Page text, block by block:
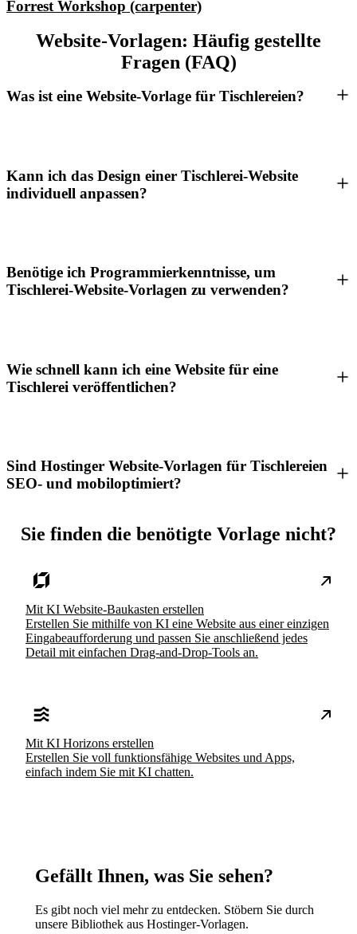
Forrest Workshop (carpenter)
Website-Vorlagen: Häufig gestellte
Fragen (FAQ)
Was ist eine Website-Vorlage für Tischlereien?
Kann ich das Design einer Tischlerei-Website
individuell anpassen?
Benötige ich Programmierkenntnisse, um
Tischlerei-Website-Vorlagen zu verwenden?
Wie schnell kann ich eine Website für eine
Tischlerei veröffentlichen?
Sind Hostinger Website-Vorlagen für Tischlereien
SEO- und mobiloptimiert?
Sie finden die benötigte Vorlage nicht?
Mit KI Website-Baukasten erstellen
Erstellen Sie mithilfe von KI eine Website aus einer einzigen
Eingabeaufforderung und passen Sie anschließend jedes
Detail mit einfachen Drag-and-Drop-Tools an.
Mit KI Horizons erstellen
Erstellen Sie voll funktionsfähige Websites und Apps,
einfach indem Sie mit KI chatten.
Gefällt Ihnen, was Sie sehen?
Es gibt noch viel mehr zu entdecken. Stöbern Sie durch
unsere Bibliothek aus Hostinger-Vorlagen.